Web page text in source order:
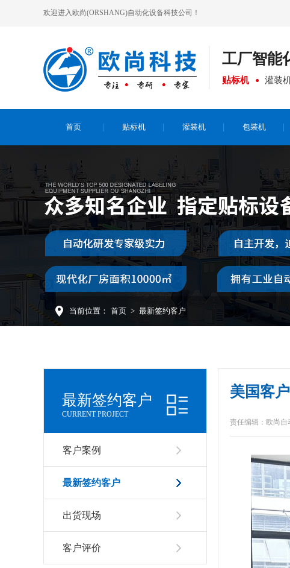
欢迎进入欧尚(ORSHANG)自动化设备科技公司！
工厂智能
贴标机 灌装
首页 贴标机 灌装机 包装机
当前位置： 首页 > 最新签约客户
最新签约客户
CURRENT PROJECT
客户案例
最新签约客户
出货现场
客户评价
美国客户
责任编辑：欧尚自